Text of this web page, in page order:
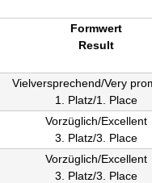
Formwert
Result
Vielversprechend/Very
1. Platz/1. Place
Vorzüglich/Excellent
3. Platz/3. Place
Vorzüglich/Excellent
3. Platz/3. Place